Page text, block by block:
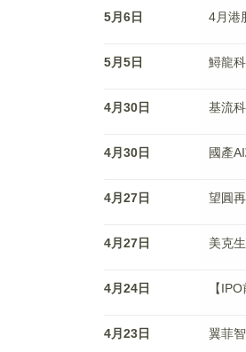
5月6日 4月港
5月5日 鱘龍
4月30日 基流
4月30日 國產
4月27日 望圓
4月27日 美克
4月24日 【
4月23日 翼菲